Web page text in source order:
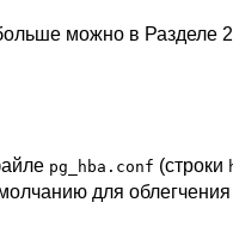
можно в Разделе
pg_hba.conf (строки
для